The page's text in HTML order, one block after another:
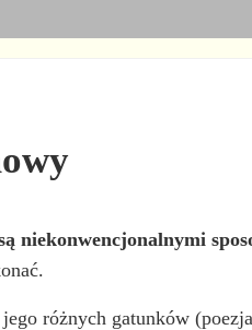
niekonwencjonalnymi
różnych gatunków